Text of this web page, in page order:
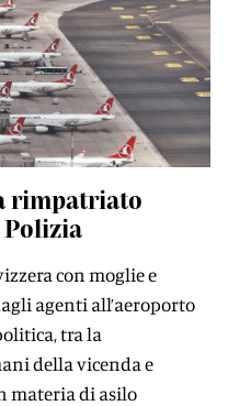
rimpatriato
con moglie e
agenti all’aeroporto
tra la
della vicenda e
materia di asilo